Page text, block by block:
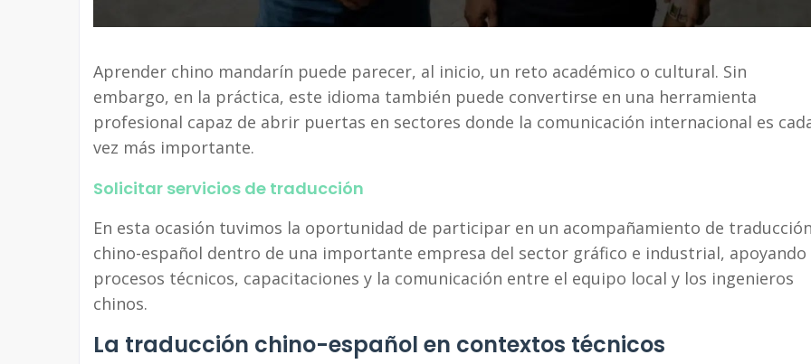
Aprender chino mandarín puede parecer, al inicio, un reto académico o cultural. Sin
embargo, en la práctica, este idioma también puede convertirse en una herramienta
profesional capaz de abrir puertas en sectores donde la comunicación internacional es
vez más importante.
Solicitar servicios de traducción
En esta ocasión tuvimos la oportunidad de participar en un acompañamiento de
chino-español dentro de una importante empresa del sector gráfico e industrial, apoyando
procesos técnicos, capacitaciones y la comunicación entre el equipo local y los ingenieros
chinos.
La traducción chino-español en contextos técnicos